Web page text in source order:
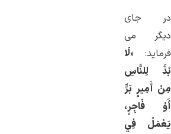
در جای
دیگر می
فرماید: «لَا
بُدَّ لِلنَّاسِ
مِنْ أَمِيرٍ بَرٍّ
أَوْ فَاجِرٍ،
يَعْمَلُ فِي